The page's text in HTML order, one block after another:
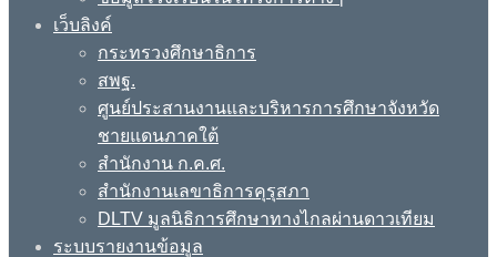
เว็บลิงค์
กระทรวงศึกษาธิการ
สพฐ.
ศูนย์ประสานงานและบริหารการศึกษาจังหวัด
ชายแดนภาคใต้
สำนักงาน ก.ค.ศ.
สำนักงานเลขาธิการคุรุสภา
DLTV มูลนิธิการศึกษาทางไกลผ่านดาวเทียม
ระบบรายงานข้อมูล